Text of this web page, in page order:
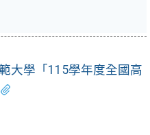
大學「115學年度全國高